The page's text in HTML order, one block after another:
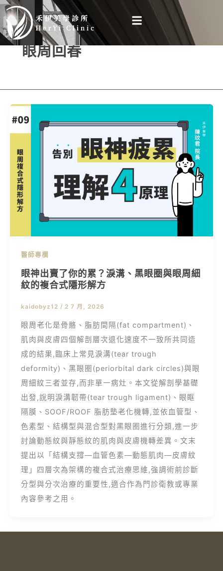
跳
至
主
眼周回春
醫師專欄
眼神出賣了你的累？淚溝、黑眼圈與眼周細
紋的複合式隱形解方
kaidobyz12 / 2 7 月, 2026
眼周老化是骨骼、脂肪間隔(fat compartment)、
肌肉與皮膚四個解剖層次退化速度不一致所共同造
成的結果,臨床上常見淚溝(tear trough
deformity)、黑眼圈(periorbital dark circles)與眼
周細紋三者並存,而非單一病灶。本文從解剖學基礎
出發,說明淚溝韌帶(tear trough ligament)、眼眶
隔膜、SOOF/ROOF 脂肪墊老化機轉,並依血管型、
色素型、結構型與混合型對黑眼圈進行分類,進一步
討論動態紋與靜態紋的肌肉與皮膚機轉差異。文末
提出以「結構支撐—血管色素—動態肌肉—皮膚紋
理」四層次為架構的複合式治療思維,強調術前診斷
分型與分次治療的重要性,適合作為門診衛教或專業
內容參考之用。